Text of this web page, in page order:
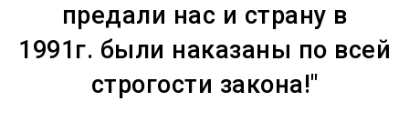
предали нас и страну в
1991г. были наказаны по всей
строгости закона!"